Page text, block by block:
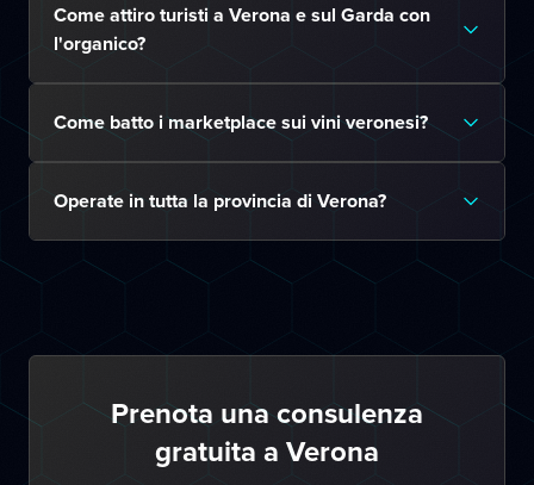
Come attiro turisti a Verona e sul Garda con
l'organico?
Come batto i marketplace sui vini veronesi?
Operate in tutta la provincia di Verona?
Prenota una consulenza
gratuita a Verona